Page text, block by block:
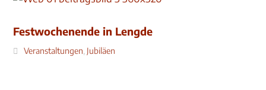
Festwochenende in Lengde
Veranstaltungen, Jubiläen